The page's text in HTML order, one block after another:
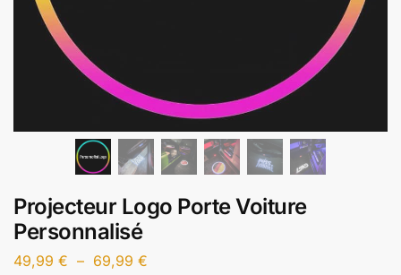
Projecteur Logo Porte Voiture
Personnalisé
49,99 € – 69,99 €